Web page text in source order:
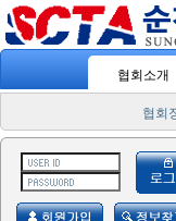
협회소개
협회